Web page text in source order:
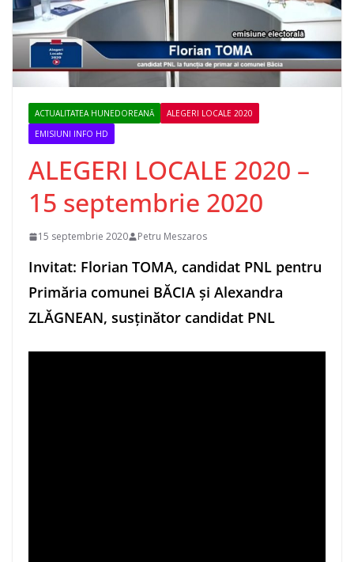
ACTUALITATEA HUNEDOREANĂ
ALEGERI LOCALE 2020
EMISIUNI INFO HD
ALEGERI LOCALE 2020 –
15 septembrie 2020
15 septembrie 2020 Petru Meszaros
Invitat: Florian TOMA, candidat PNL pentru
Primăria comunei BĂCIA și Alexandra
ZLĂGNEAN, susținător candidat PNL